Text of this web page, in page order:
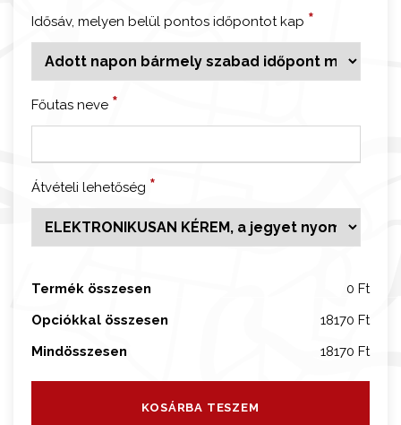
u
s
o
k
i
í
t
Idősáv, melyen belül pontos időpontot kap *
Főutas neve *
Átvételi lehetőség *
Termék összesen
0 Ft
Opciókkal összesen
18170 Ft
Mindösszesen
18170 Ft
KOSÁRBA TESZEM